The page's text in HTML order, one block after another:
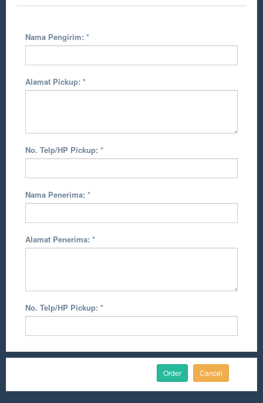
Nama Pengirim: *
Alamat Pickup: *
No. Telp/HP Pickup: *
Nama Penerima: *
Alamat Penerima: *
No. Telp/HP Pickup: *
Cancel